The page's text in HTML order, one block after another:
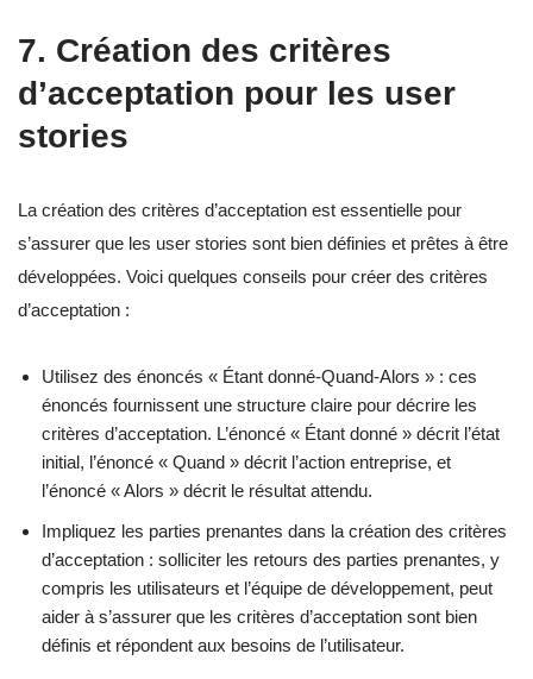
7. Création des critères
d’acceptation pour les user
stories
La création des critères d’acceptation est essentielle pour
s’assurer que les user stories sont bien définies et prêtes à être
développées. Voici quelques conseils pour créer des critères
d’acceptation :
Utilisez des énoncés « Étant donné-Quand-Alors » : ces
énoncés fournissent une structure claire pour décrire les
critères d’acceptation. L’énoncé « Étant donné » décrit l’état
initial, l’énoncé « Quand » décrit l’action entreprise, et
l’énoncé « Alors » décrit le résultat attendu.
Impliquez les parties prenantes dans la création des critères
d’acceptation : solliciter les retours des parties prenantes, y
compris les utilisateurs et l’équipe de développement, peut
aider à s’assurer que les critères d’acceptation sont bien
définis et répondent aux besoins de l’utilisateur.